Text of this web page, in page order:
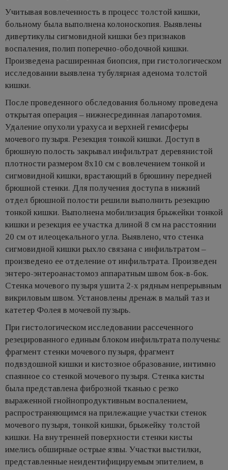
Учитывая вовлеченность в процесс толстой кишки,
больному была выполнена колоноскопия. Выявлены
дивертикулы сигмовидной кишки без признаков
воспаления, полип поперечно-ободочной кишки.
Произведена расширенная биопсия, при гистологическом
исследовании выявлена тубулярная аденома толстой
кишки.
После проведенного обследования больному проведена
открытая операция – нижнесрединная лапаротомия.
Удаление опухоли урахуса и верхней гемисферы
мочевого пузыря. Резекция тонкой кишки. Доступ в
брюшную полость закрывал инфильтрат деревянистой
плотности размером 8х10 см с вовлечением тонкой и
сигмовидной кишки, врастающий в брюшину передней
брюшной стенки. Для получения доступа в нижний
отдел брюшной полости решили выполнить резекцию
тонкой кишки. Выполнена мобилизация брыжейки тонкой
кишки и резекция ее участка длиной 8 см на расстоянии
20 см от илеоцекального угла. Выявлено, что стенка
сигмовидной кишки рыхло связана с инфильтратом –
произведено ее отделение от инфильтрата. Произведен
энтеро-энтероанастомоз аппаратным швом бок-в-бок.
Стенка мочевого пузыря ушита 2-х рядным непрерывным
викриловым швом. Установлены дренаж в малый таз и
катетер Фолея в мочевой пузырь.
При гистологическом исследовании рассеченного
резецированного единым блоком инфильтрата получены:
фрагмент стенки мочевого пузыря, фрагмент
подвздошной кишки и кистозное образование, интимно
спаянное со стенкой мочевого пузыря. Стенка кисты
была представлена фиброзной тканью с резко
выраженной гнойнопродуктивным воспалением,
распространяющимся на прилежащие участки стенок
мочевого пузыря, тонкой кишки, брыжейку толстой
кишки. На внутренней поверхности стенки кисты
имелись обширные острые язвы. Участки выстилки,
представленные неидентифицируемым эпителием, в